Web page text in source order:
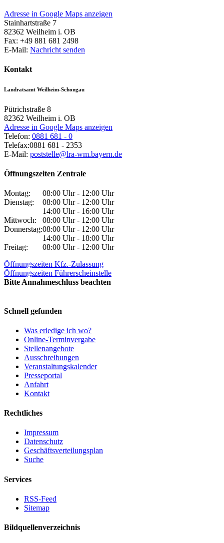
Adresse in Google Maps anzeigen
Stainhartstraße 7
82362 Weilheim i. OB
Fax: +49 881 681 2498
E-Mail: Nachricht senden
Kontakt
Landratsamt Weilheim-Schongau
Pütrichstraße 8
82362 Weilheim i. OB
Adresse in Google Maps anzeigen
Telefon: 0881 681 - 0
Telefax:0881 681 - 2353
E-Mail: poststelle@lra-wm.bayern.de
Öffnungszeiten Zentrale
Montag:
08:00 Uhr - 12:00 Uhr
Dienstag:
08:00 Uhr - 12:00 Uhr
14:00 Uhr - 16:00 Uhr
Mittwoch:
08:00 Uhr - 12:00 Uhr
Donnerstag:08:00 Uhr - 12:00 Uhr
14:00 Uhr - 18:00 Uhr
Freitag:
08:00 Uhr - 12:00 Uhr
Öffnungszeiten Kfz.-Zulassung
Öffnungszeiten Führerscheinstelle
Bitte Annahmeschluss beachten
Schnell gefunden
Was erledige ich wo?
Online-Terminvergabe
Stellenangebote
Ausschreibungen
Veranstaltungskalender
Presseportal
Anfahrt
Kontakt
Rechtliches
Impressum
Datenschutz
Geschäftsverteilungsplan
Suche
Services
RSS-Feed
Sitemap
Bildquellenverzeichnis